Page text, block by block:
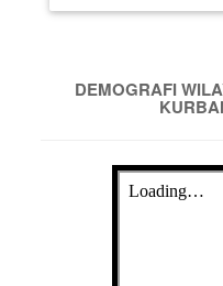
DEMOGRAFI